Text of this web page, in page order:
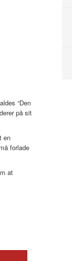
“Den
på sit
en
forlade
at